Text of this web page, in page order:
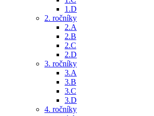
1.D
2. ročníky
2.A
2.B
2.C
2.D
3. ročníky
3.A
3.B
3.C
3.D
4. ročníky